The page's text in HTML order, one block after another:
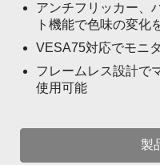
アンチフリッカー、
ト機能で色味の変化
VESA75対応でモニ
フレームレス設計で
使用可能
製